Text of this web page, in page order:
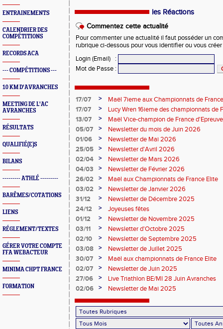
ENTRAINEMENTS
CALENDRIER DES
COMPÉTITIONS
RECORDS ACA
--- COMPÉTITIONS ---
10 KM D'AVRANCHES
MEETING DE L'AC
AVRANCHES
RÉSULTATS
QUALIFIÉ(E)S
BILANS
--------- ATHLÉ ---------
BARÊMES/COTATIONS
LIENS
RÉGLEMENT/TEXTES
GÉRER VOTRE COMPTE
FFA WEBACTEUR
MINIMA CHPT FRANCE
FORMATION
les Réactions
Commentez cette actualité
Pour commenter une actualité il faut posséder un
rubrique ci-dessous pour vous identifier ou vous
Login (Email)
:
Mot de Passe :
17/07 >
Maël 7ieme aux Championnats de
17/07
>
Lucy Wren 16ieme des championnats de
perche
13/07 >
Maël Vice-champion de France
05/07
>
Newsletter du mois de Juin 2026
01/06
>
Newsletter de Mai 2026
25/05
>
Newsletter d'Avril 2026
02/04
>
Newsletter de Mars 2026
04/03
>
Newsletter de Février 2026
26/02
>
Maël aux Championnats de France Elite
03/02
>
Newsletter de Janvier 2026
31/12
>
Newsletter de Décembre 2025
24/12
>
Joyeuses fêtes
01/12
>
Newsletter de Novembre 2025
03/11
>
Newsletter d'Octobre 2025
02/10
>
Newsletter de Septembre 2025
03/08
>
Newsletter de Juillet 2025
30/07
>
Maël aux championnats de France Elite
02/07
>
Newsletter de Juin 2025
27/06
>
Live Triathlon BE/MI 28 Juin Avranches
02/06
> Newsletter de Mai 2025